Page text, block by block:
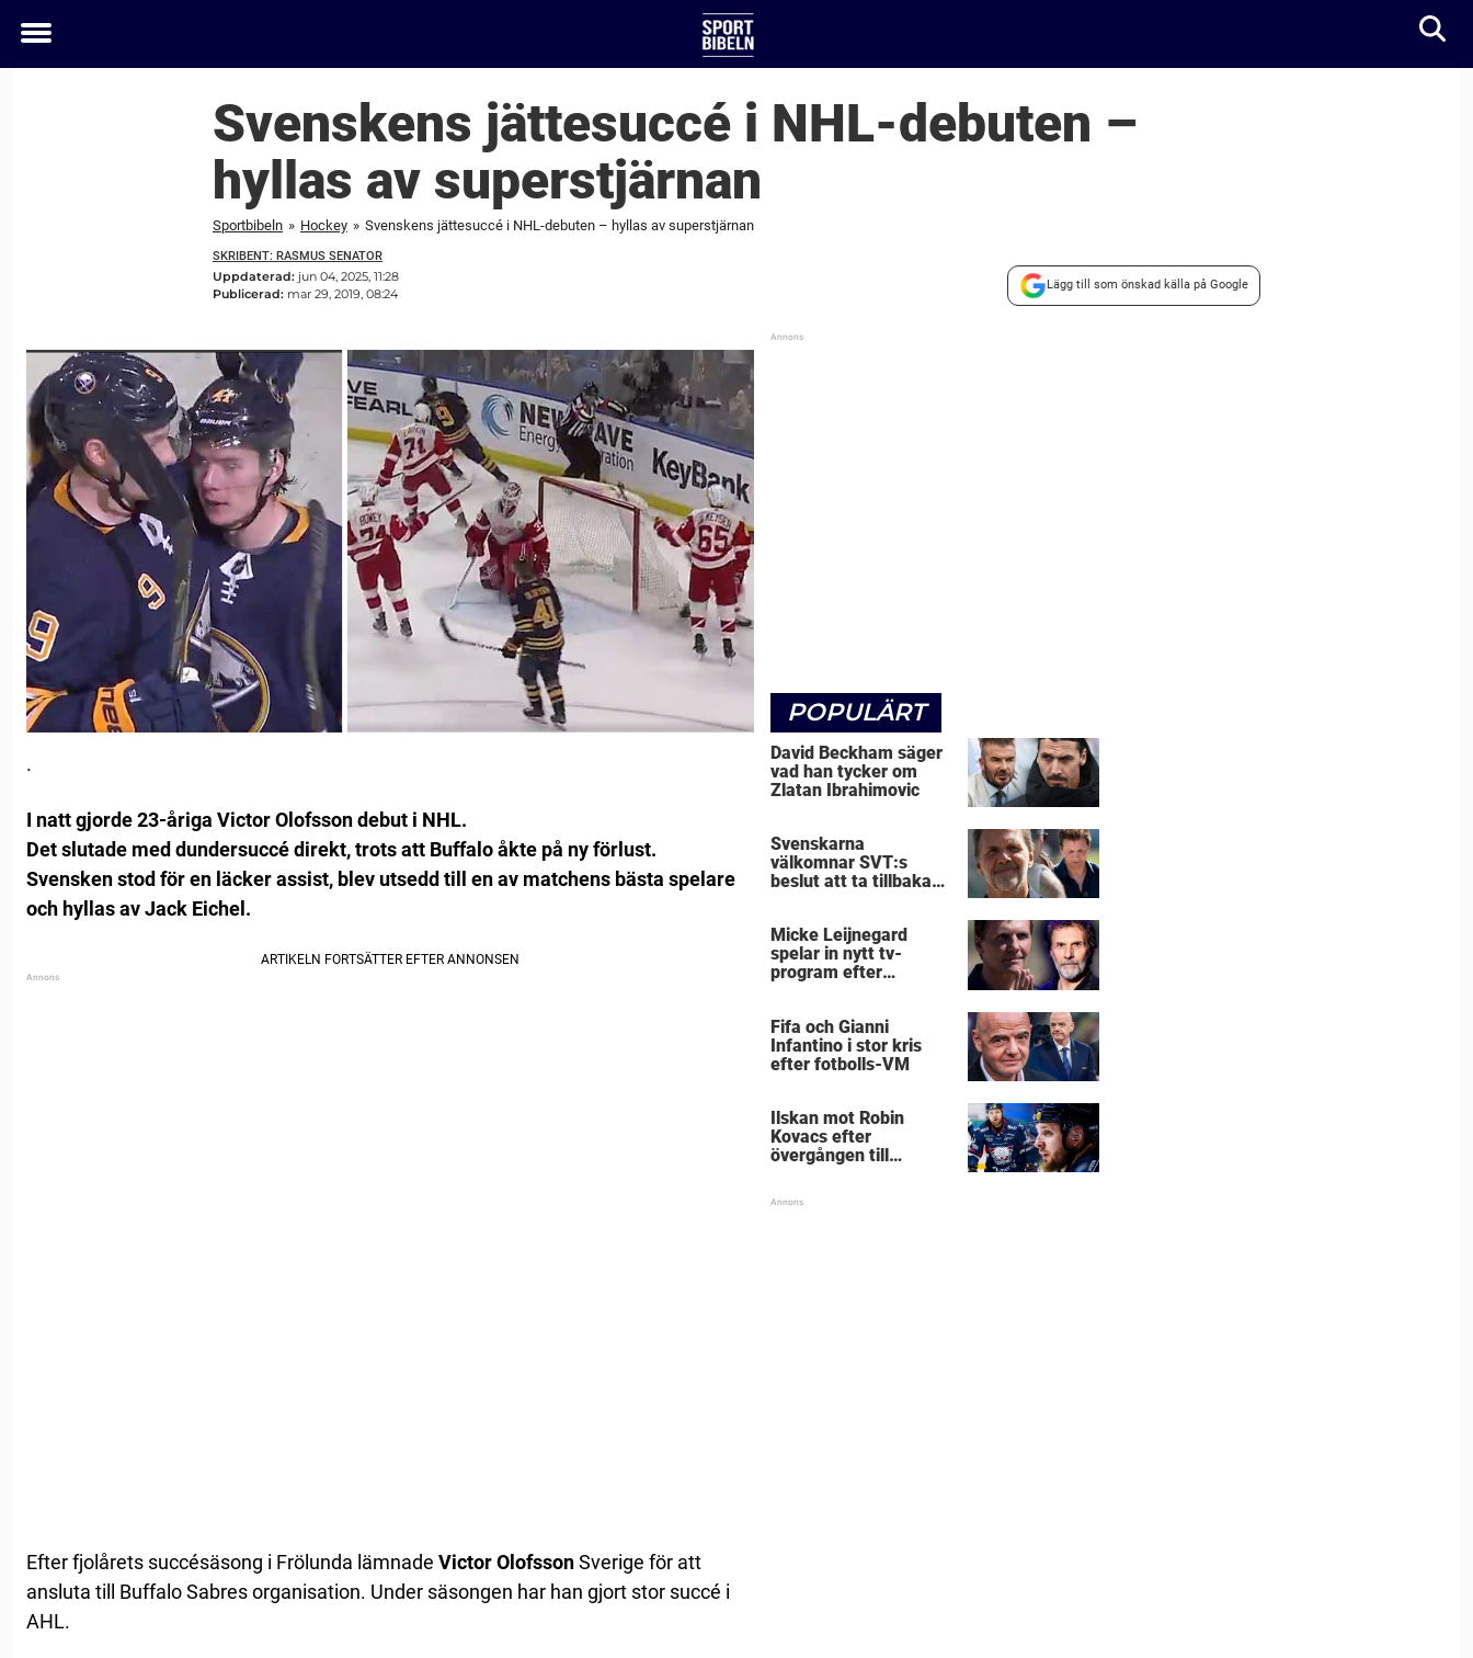
Toggle
Svenskens jättesuccé i NHL-debuten –
hyllas av superstjärnan
Sportbibeln » Hockey » Svenskens jättesuccé i NHL-debuten – hyllas av superstjärnan
SKRIBENT: RASMUS SENATOR
Uppdaterad: jun 04, 2025, 11:28
Publicerad: mar 29, 2019, 08:24
Lägg till som önskad källa på Google
.
I natt gjorde 23-åriga Victor Olofsson debut i NHL.
Det slutade med dundersuccé direkt, trots att Buffalo åkte på ny förlust.
Svensken stod för en läcker assist, blev utsedd till en av matchens bästa spelare
och hyllas av Jack Eichel.
Efter fjolårets succésäsong i Frölunda lämnade Victor OlofssonSverige för att
ansluta till Buffalo Sabres organisation. Under säsongen har han gjort stor succé i
AHL.
POPULÄRT
David Beckham säger
vad han tycker om
Zlatan Ibrahimovic
Svenskarna
välkomnar SVT:s
beslut att ta tillbaka
Micke Leijnegard
spelar in nytt tv-
program efter
Fifa och Gianni
Infantino i stor kris
efter fotbolls-VM
Ilskan mot Robin
Kovacs efter
övergången till